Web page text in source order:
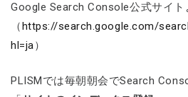
Google Search Console公式サイト
（https://search.google.com/
hl=ja）
PLISMでは毎朝朝会でSearch